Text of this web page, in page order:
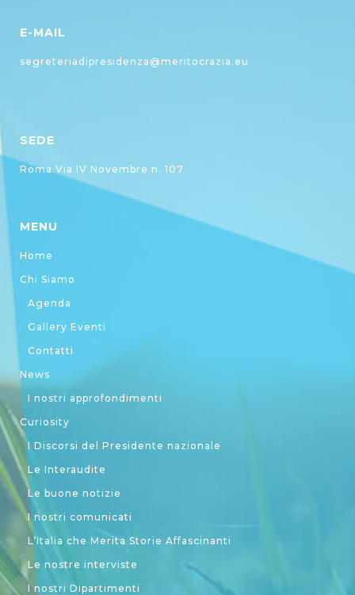
E-MAIL
segreteriadipresidenza@meritocrazia.eu
SEDE
Roma Via IV Novembre n. 107
MENU
Home
Chi Siamo
Agenda
Gallery Eventi
Contatti
News
I nostri approfondimenti
Curiosity
I Discorsi del Presidente nazionale
Le Interaudite
Le buone notizie
I nostri comunicati
L’Italia che Merita Storie Affascinanti
Le nostre interviste
I nostri Dipartimenti